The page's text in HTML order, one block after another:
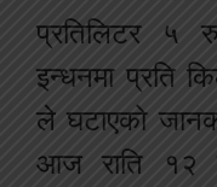
प्रतिलिटर ५
इन्धनमा प्रति
ले घटाएको
आज राति १२